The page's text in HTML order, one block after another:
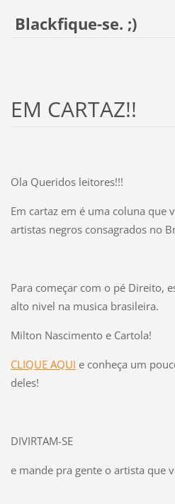
Blackfique-se. ;)
EM CARTAZ!!
Ola Queridos leitores!!!
Em cartaz em é uma coluna que
artistas negros consagrados no
Para começar com o pé Direito,
alto nivel na musica brasileira.
Milton Nascimento e Cartola!
CLIQUE AQUI e conheça um
deles!
DIVIRTAM-SE
e mande pra gente o artista que